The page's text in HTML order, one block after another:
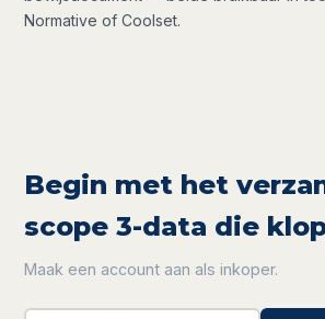
Normative of Coolset.
Begin met het
scope 3-data die
Maak een account aan als inkoper.